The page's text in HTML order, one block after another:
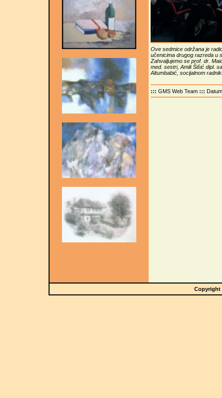
Ove sedmice održana je
učenicima drugog razreda u
Zahvaljujemo se prof. dr.
med. sestri, Amili Šišić dipl.
Altumbabić, socijalnom
::: GMS Web Team :::
Copyright